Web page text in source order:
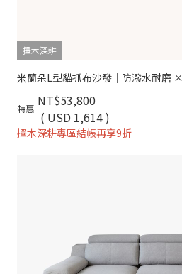
擇木深耕
特惠 NT$53,800
( USD 1,614 )
擇木深耕專區結帳再享9折